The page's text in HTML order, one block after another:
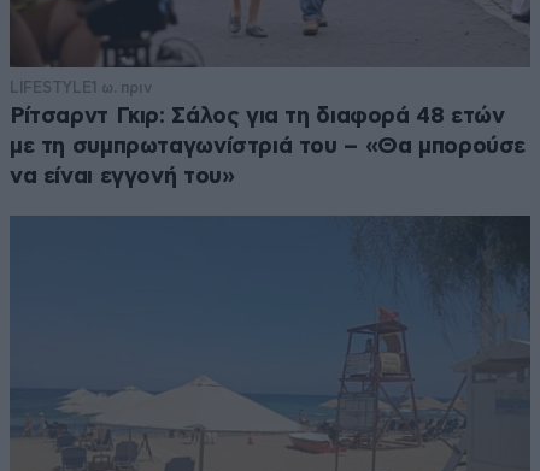
LIFESTYLE1 ω. πριν
Ρίτσαρντ Γκιρ: Σάλος για τη διαφορά 48 ετών
με τη συμπρωταγωνίστριά του – «Θα μπορούσε
να είναι εγγονή του»